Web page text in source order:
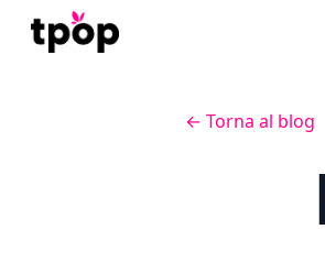
← Torna al blog